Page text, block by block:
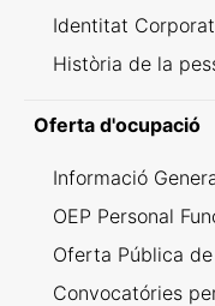
Identitat
Història de la
Oferta d'ocupació
Informació
OEP Personal
Oferta Pública
Convocatóries